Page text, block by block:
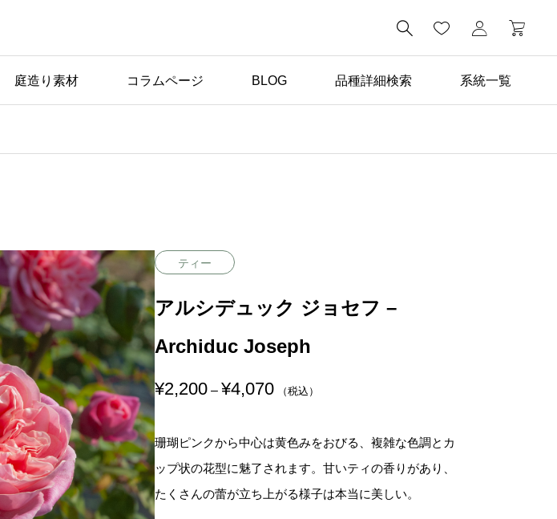

庭造り素材 コラムページ BLOG 品種詳細検索 系統一覧
ばら苗の手入れ ばら苗の手入れ
ティー
アルシデュック ジョセフ –
Archiduc Joseph
¥2,200 – ¥4,070価
格
¥
2
2
0
0
（税込）
珊瑚ピンクから中心は黄色みをおびる、複雑な色調とカ
ップ状の花型に魅了されます。甘いティの香りがあり、
たくさんの蕾が立ち上がる様子は本当に美しい。